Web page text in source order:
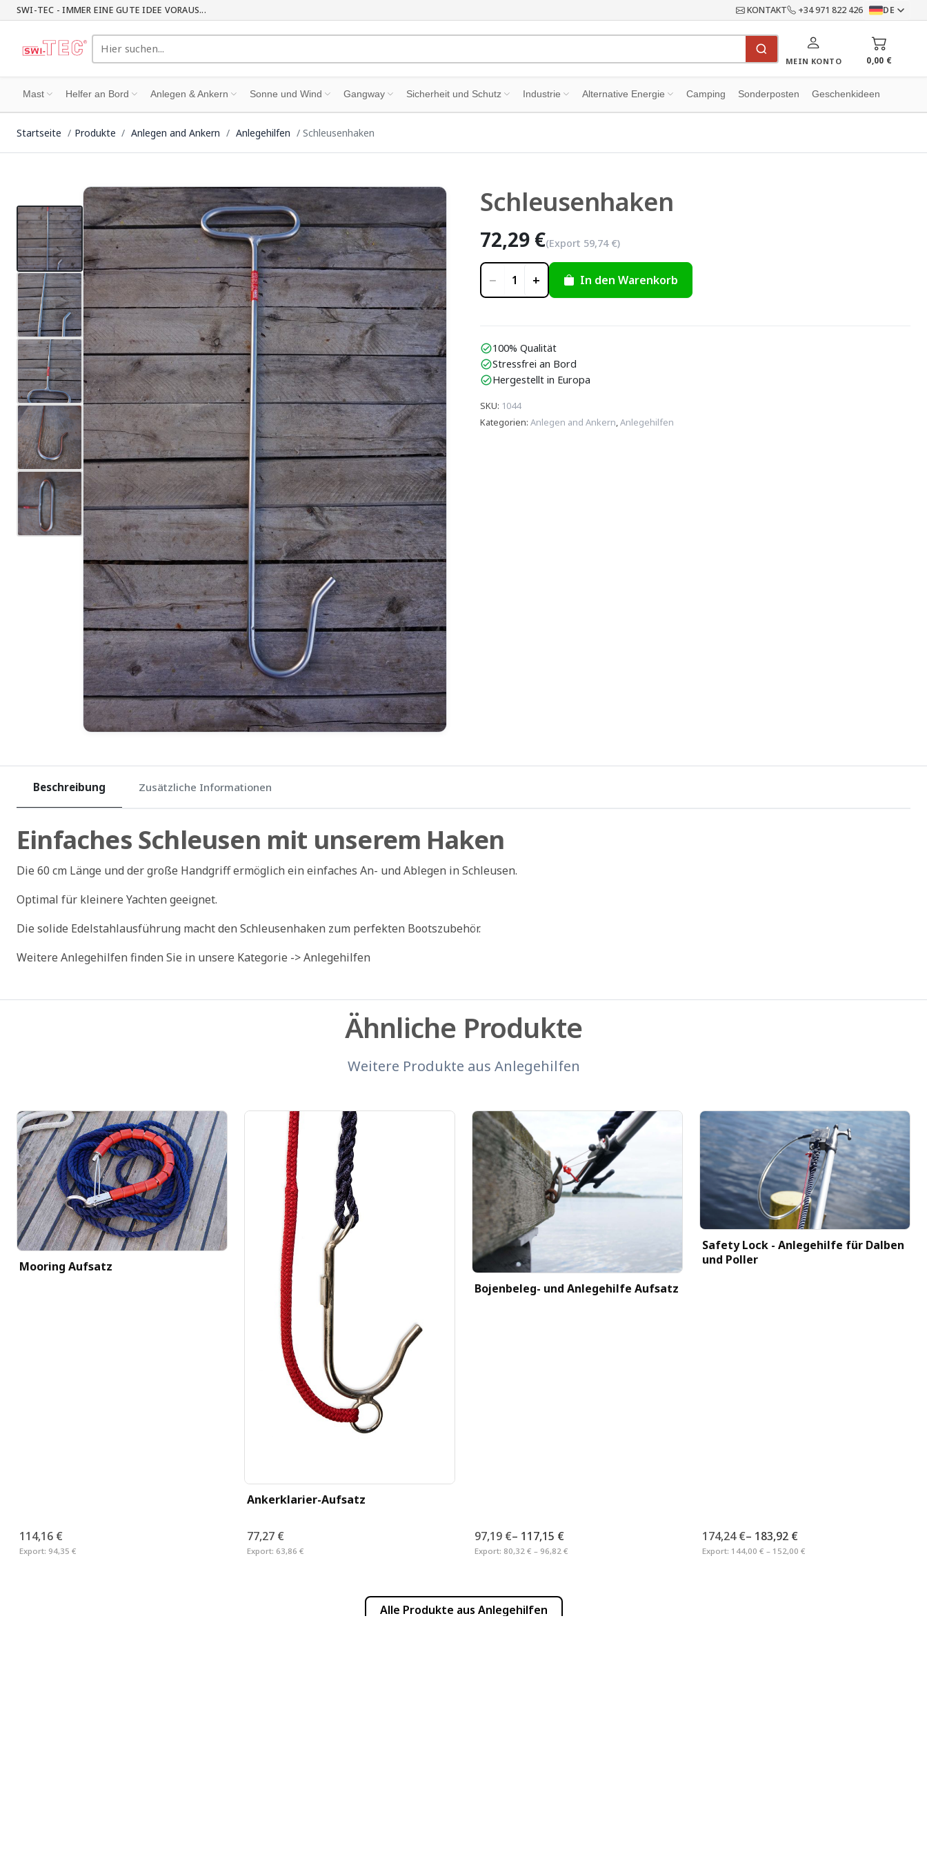
SWI-TEC - IMMER EINE GUTE IDEE VORAUS... KONTAKT +34 971 822 426 DE
MEIN KONTO 0,00 €
Mast Helfer an Bord Anlegen & Ankern Sonne und Wind Gangway Sicherheit und Schutz Industrie Alternative Energie Camping Sonderposten Geschenkideen
Startseite Produkte Anlegen and Ankern Anlegehilfen Schleusenhaken
zoom_in
Schleusenhaken
72,29 €(Export 59,74 €)
− 1 + In den Warenkorb
check_circle100% Qualität
check_circleStressfrei an Bord
check_circleHergestellt in Europa
SKU: 1044
Kategorien: Anlegen and Ankern,Anlegehilfen
Beschreibung Zusätzliche Informationen
Einfaches Schleusen mit unserem Haken
Die 60 cm Länge und der große Handgriff ermöglich ein einfaches An- und Ablegen in Schleusen.
Optimal für kleinere Yachten geeignet.
Die solide Edelstahlausführung macht den Schleusenhaken zum perfekten Bootszubehör.
Weitere Anlegehilfen finden Sie in unsere Kategorie -> Anlegehilfen
Ähnliche Produkte
Weitere Produkte aus Anlegehilfen
Mooring Aufsatz
114,16 €
Export: 94,35 €
Ankerklarier-Aufsatz
77,27 €
Export: 63,86 €
Bojenbeleg- und Anlegehilfe Aufsatz
97,19 €– 117,15 €
Export: 80,32 € – 96,82 €
Safety Lock - Anlegehilfe für Dalben
und Poller
174,24 €– 183,92 €
Export: 144,00 € – 152,00 €
Alle Produkte aus Anlegehilfen